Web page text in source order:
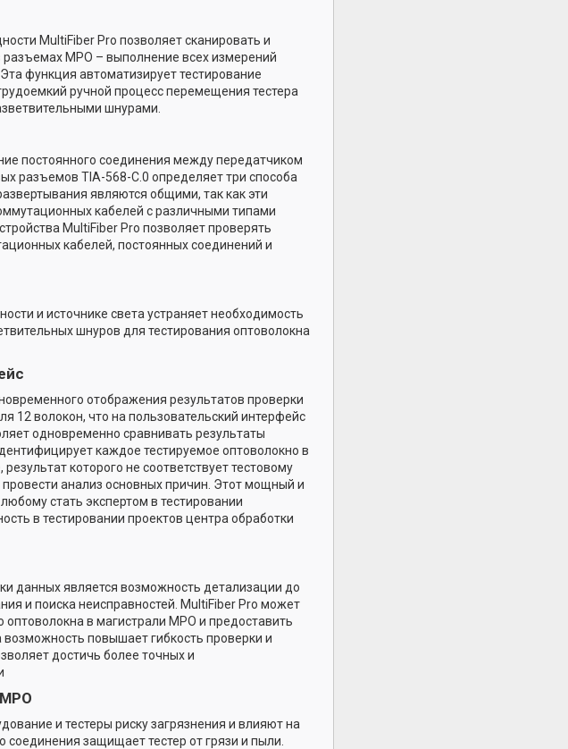
MultiFiber Pro позволяет сканировать и
MPO – выполнение всех измерений
функция автоматизирует тестирование
ручной процесс перемещения тестера
шнурами.
постоянного соединения между передатчиком
разъемов TIA-568-C.0 определяет три способа
являются общими, так как эти
кабелей с различными типами
MultiFiber Pro позволяет проверять
кабелей, постоянных соединений и
и источнике света устраняет необходимость
шнуров для тестирования оптоволокна
отображения результатов проверки
12 волокон, что на пользовательский интерфейс
одновременно сравнивать результаты
каждое тестируемое оптоволокно в
которого не соответствует тестовому
анализ основных причин. Этот мощный и
стать экспертом в тестировании
в тестировании проектов центра обработки
данных является возможность детализации до
и поиска неисправностей. MultiFiber Pro может
в магистрали MPO и предоставить
возможность повышает гибкость проверки и
достичь более точных и
и тестеры риску загрязнения и влияют на
защищает тестер от грязи и пыли.